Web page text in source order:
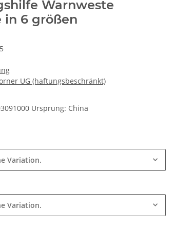
Warnweste
in 6 größen
UG (haftungsbeschränkt)
Ursprung: China
Variation.
Variation.